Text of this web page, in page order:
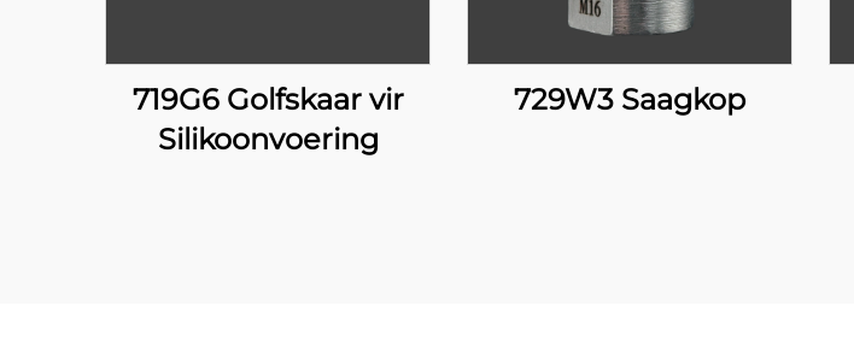
719G6 Golfskaar vir
Silikoonvoering
729W3 Saagkop